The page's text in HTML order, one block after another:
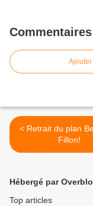
Commentaires
< Retrait du plan Bertrand-
Fillon!
Hébergé par
Top articles